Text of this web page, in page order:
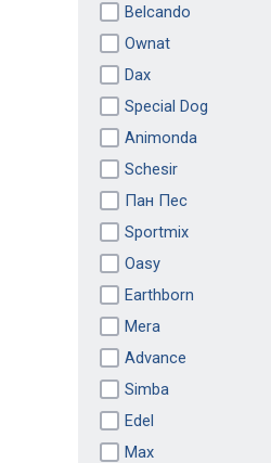
Belcando
Ownat
Dax
Special Dog
Animonda
Schesir
Пан Пес
Sportmix
Oasy
Earthborn
Mera
Advance
Simba
Edel
Max